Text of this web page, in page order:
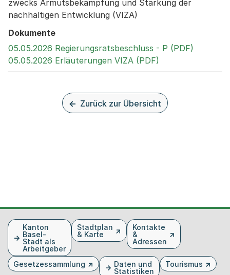
zwecks Armutsbekämpfung und Stärkung der
nachhaltigen Entwicklung (VIZA)
Dokumente
05.05.2026 Regierungsratsbeschluss - P (PDF)
05.05.2026 Erläuterungen VIZA (PDF)
Zurück zur Übersicht
FusszeileKanton
Basel-
Stadt als
Arbeitgeber
Stadtplan
& Karte
Kontakte
&
Adressen
Gesetzessammlung
Daten und
Statistiken
Tourismus